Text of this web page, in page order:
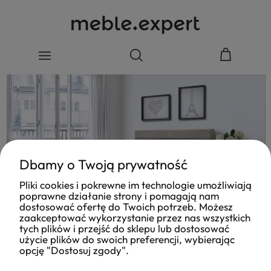
Dbamy o Twoją prywatność
Pliki cookies i pokrewne im technologie umożliwiają
poprawne działanie strony i pomagają nam
dostosować ofertę do Twoich potrzeb. Możesz
zaakceptować wykorzystanie przez nas wszystkich
tych plików i przejść do sklepu lub dostosować
użycie plików do swoich preferencji, wybierając
opcję "Dostosuj zgody".